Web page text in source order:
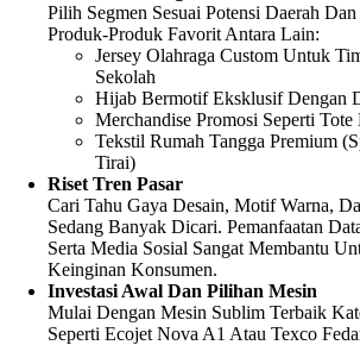
Pilih Segmen Sesuai Potensi Daerah
Produk-Produk Favorit Antara Lain:
Jersey Olahraga Custom Untuk
Sekolah
Hijab Bermotif Eksklusif Dengan
Merchandise Promosi Seperti
Tekstil Rumah Tangga Premium
Tirai)
Riset Tren Pasar
Cari Tahu Gaya Desain, Motif Warna,
Sedang Banyak Dicari. Pemanfaatan
Serta Media Sosial Sangat Membantu
Keinginan Konsumen.
Investasi Awal Dan Pilihan Mesin
Mulai Dengan Mesin Sublim Terbaik
Seperti Ecojet Nova A1 Atau Texco